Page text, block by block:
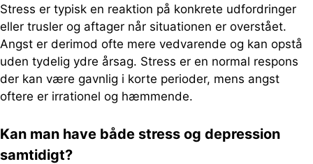
Stress er typisk en reaktion på konkrete udfordringer
eller trusler og aftager når situationen er overstået.
Angst er derimod ofte mere vedvarende og kan opstå
uden tydelig ydre årsag. Stress er en normal respons
der kan være gavnlig i korte perioder, mens angst
oftere er irrationel og hæmmende.
Kan man have både stress og depression
samtidigt?